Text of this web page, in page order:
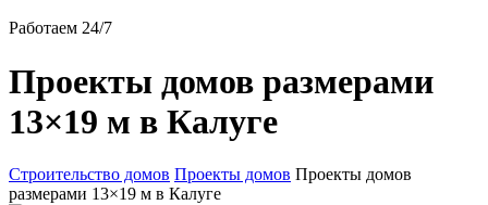
Работаем 24/7
Проекты домов размерами
13×19 м в Калуге
Строительство домов Проекты домов Проекты домов
размерами 13×19 м в Калуге